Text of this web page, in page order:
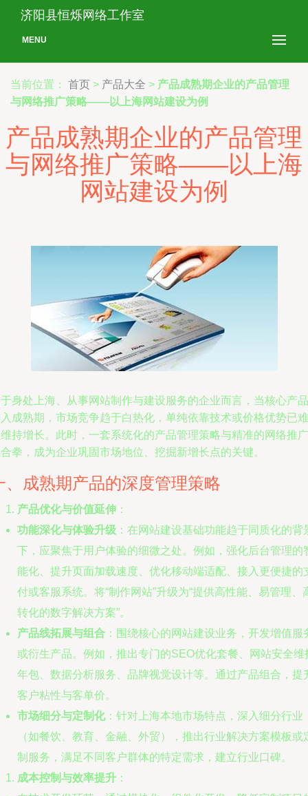
济阳县恒烁网络工作室
MENU
当前位置： 首页 > 产品大全 > 产品成熟期企业的产品管理
与网络推广策略——以上海网站建设为例
产品成熟期企业的产品管理
与网络推广策略——以上海
网站建设为例
身处上海、从事网站制作与建设服务的企业而言，当核心产品
成熟期，市场竞争趋于白热化，单纯依靠技术或价格优势已难
持增长。此时，一套系统化的产品管理策略与精准的网络推广
拳，成为企业巩固市场地位、挖掘新增长点的关键。
、成熟期产品的深度管理策略
产品优化与价值延伸 ：
功能深化与体验升级 ：在网站建设基础功能趋于同质化的背
下，应聚焦于用户体验的细微之处。例如，强化后台管理的
能化、提升页面加载速度、优化移动端适配、接入更便捷的
付或客服系统。将“制作网站”升级为“提供高性能、易管理、
转化的数字解决方案”。
产品线拓展与组合 ：围绕核心的网站建设业务，开发增值服
或衍生产品。例如，推出专门的SEO优化套餐、网站安全维
年包、数据分析服务、品牌视觉设计等。通过产品组合，提
客户粘性与客单价。
市场细分与定制化：针对上海本地市场特点，深入细分行业
（如餐饮、教育、金融、外贸），推出行业解决方案模板或
制服务，满足不同客户群体的特定需求，建立行业口碑。
成本控制与效率提升 ：